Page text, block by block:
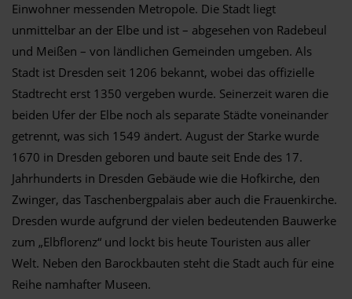
Einwohner messenden Metropole. Die Stadt liegt
unmittelbar an der Elbe und ist – abgesehen von Radebeul
und Meißen – von ländlichen Gemeinden umgeben. Als
Stadt ist Dresden seit 1206 bekannt, wobei das offizielle
Stadtrecht erst 1350 vergeben wurde. Seinerzeit waren die
beiden Ufer der Elbe noch als separate Städte voneinander
getrennt, was sich 1549 ändert. August der Starke wurde
1670 in Dresden geboren und baute seit Ende des 17.
Jahrhunderts in Dresden Gebäude wie die Hofkirche, den
Zwinger, das Taschenbergpalais aber auch die Frauenkirche.
Dresden wurde aufgrund der vielen bedeutenden Bauwerke
zum „Elbflorenz“ und lockt bis heute Touristen aus aller
Welt. Neben den Barockbauten steht die Stadt auch für eine
Reihe namhafter Museen.